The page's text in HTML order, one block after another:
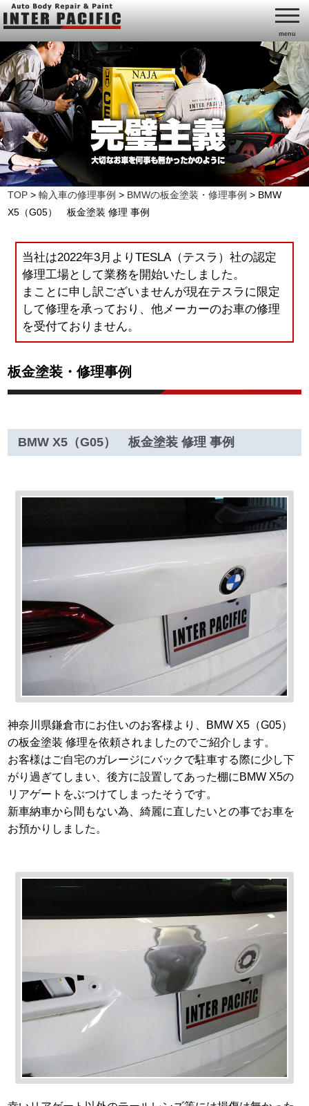
menu
TOP >輸入車の修理事例 > BMWの板金塗装・修理事例 > BMW
X5（G05） 板金塗装 修理 事例
当社は2022年3月よりTESLA（テスラ）社の認定
修理工場として業務を開始いたしました。
まことに申し訳ございませんが現在テスラに限定
して修理を承っており、他メーカーのお車の修理
を受付ておりません。
板金塗装・修理事例
BMW X5（G05） 板金塗装 修理 事例
神奈川県鎌倉市にお住いのお客様より、BMW X5（G05）
の板金塗装 修理を依頼されましたのでご紹介します。
お客様はご自宅のガレージにバックで駐車する際に少し下
がり過ぎてしまい、後方に設置してあった棚にBMW X5の
リアゲートをぶつけてしまったそうです。
新車納車から間もない為、綺麗に直したいとの事でお車を
お預かりしました。